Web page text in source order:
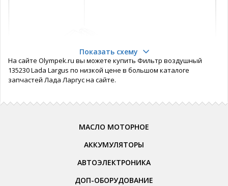
Показать схему
На сайте Olympek.ru вы можете купить Фильтр воздушный
135230 Lada Largus по низкой цене в большом каталоге
запчастей Лада Ларгус на сайте.
МАСЛО МОТОРНОЕ
АККУМУЛЯТОРЫ
АВТОЭЛЕКТРОНИКА
ДОП-ОБОРУДОВАНИЕ